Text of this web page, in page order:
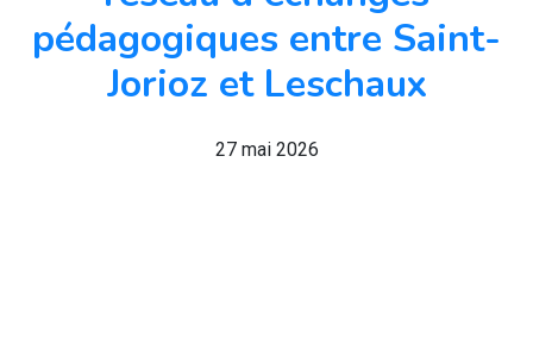
pédagogiques entre Saint-
Jorioz et Leschaux
27 mai 2026